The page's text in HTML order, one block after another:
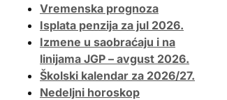
Vremenska prognoza
Isplata penzija za jul 2026.
Izmene u saobraćaju i na
linijama JGP – avgust 2026.
Školski kalendar za 2026/27.
Nedeljni horoskop